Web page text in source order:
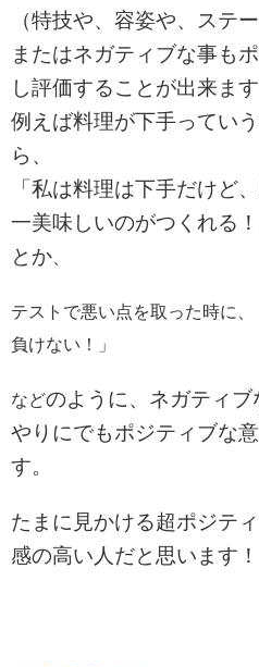
（特技や、容姿や、ステ
またはネガティブな事も
し評価することが出来ます
例えば料理が下手ってい
ら、
「私は料理は下手だけど
一美味しいのがつくれる！
とか
テストで悪い点を取った時に
負けない！」
などのように、ネガティ
やりにでもポジティブな
す。
たまに見かける超ポジテ
感の高い人だと思います！